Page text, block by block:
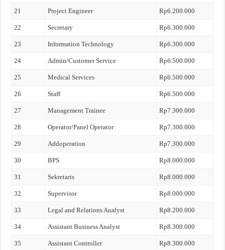
21 Project Engineer Rp6.200.000
22 Secretary Rp6.300.000
23 Information Technology Rp6.300.000
24 Admin/Customer Service Rp6.500.000
25 Medical Services Rp6.500.000
26 Staff Rp6.500.000
27 Management Trainee Rp7.300.000
28 Operator/Panel Operator Rp7.300.000
29 Addoperation Rp7.300.000
30 BPS Rp8.000.000
31 Sekretaris Rp8.000.000
32 Supervisor Rp8.000.000
33 Legal and Relations Analyst Rp8.200.000
34 Assistant Business Analyst Rp8.300.000
35 Assistant Controller Rp8.300.000